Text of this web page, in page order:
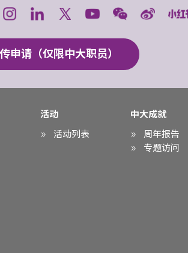
申请（仅限中大职员）
活动
活动列表
中大成就
周年报告
专题访问